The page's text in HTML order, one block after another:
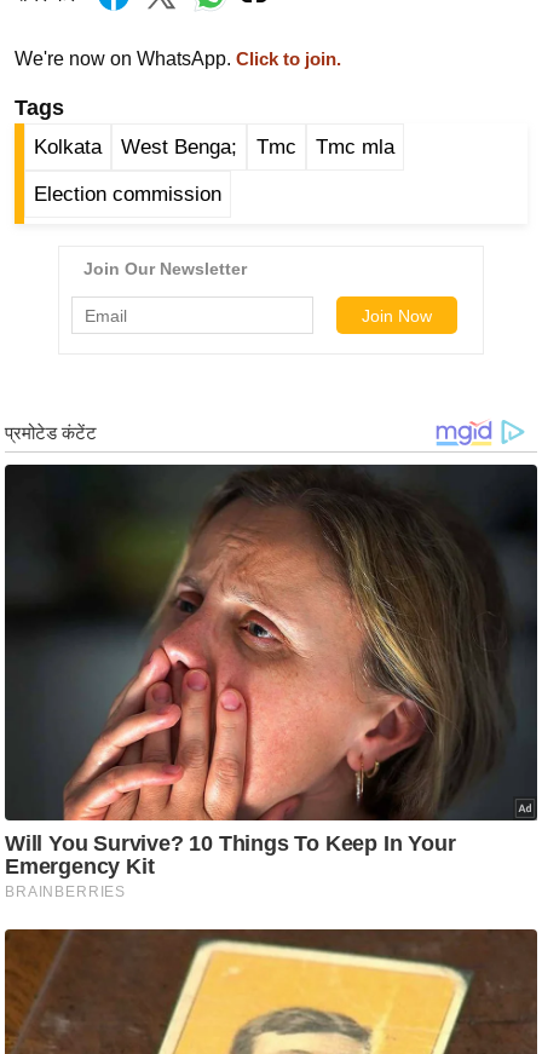
हॉ
वु
ड
फि
स
k
i
ल
टे
जी
ब्यू
टी
We're now on WhatsApp. Click to join.
Tags
Kolkata West Benga; Tmc Tmc mla
Election commission